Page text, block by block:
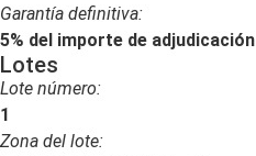
Garantía definitiva:
5% del importe de adjudicación
Lotes
Lote número:
1
Zona del lote: